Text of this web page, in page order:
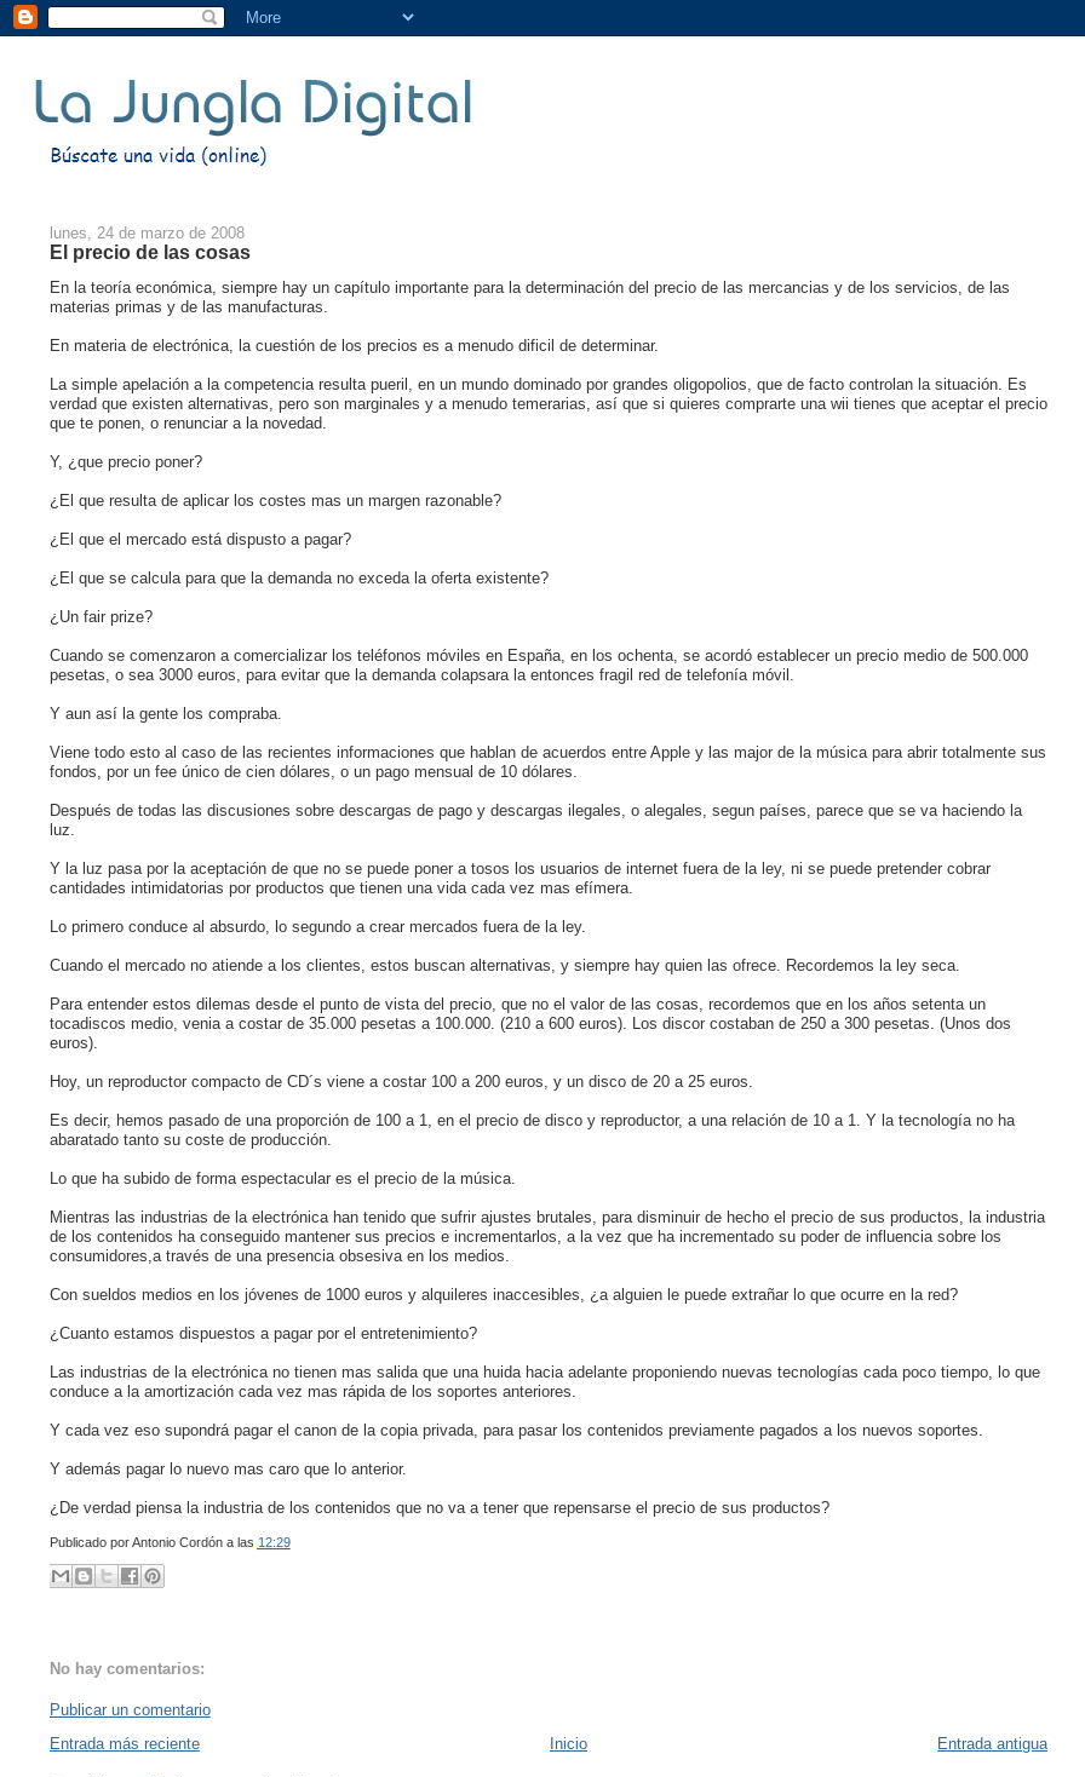
lunes, 24 de marzo de 2008
El precio de las cosas
En la teoría económica, siempre hay un capítulo importante para la determinación del precio de las mercancias y de los servicios, de las
materias primas y de las manufacturas.
En materia de electrónica, la cuestión de los precios es a menudo dificil de determinar.
La simple apelación a la competencia resulta pueril, en un mundo dominado por grandes oligopolios, que de facto controlan la situación. Es
verdad que existen alternativas, pero son marginales y a menudo temerarias, así que si quieres comprarte una wii tienes que aceptar el precio
que te ponen, o renunciar a la novedad.
Y, ¿que precio poner?
¿El que resulta de aplicar los costes mas un margen razonable?
¿El que el mercado está dispusto a pagar?
¿El que se calcula para que la demanda no exceda la oferta existente?
¿Un fair prize?
Cuando se comenzaron a comercializar los teléfonos móviles en España, en los ochenta, se acordó establecer un precio medio de 500.000
pesetas, o sea 3000 euros, para evitar que la demanda colapsara la entonces fragil red de telefonía móvil.
Y aun así la gente los compraba.
Viene todo esto al caso de las recientes informaciones que hablan de acuerdos entre Apple y las major de la música para abrir totalmente sus
fondos, por un fee único de cien dólares, o un pago mensual de 10 dólares.
Después de todas las discusiones sobre descargas de pago y descargas ilegales, o alegales, segun países, parece que se va haciendo la
luz.
Y la luz pasa por la aceptación de que no se puede poner a tosos los usuarios de internet fuera de la ley, ni se puede pretender cobrar
cantidades intimidatorias por productos que tienen una vida cada vez mas efímera.
Lo primero conduce al absurdo, lo segundo a crear mercados fuera de la ley.
Cuando el mercado no atiende a los clientes, estos buscan alternativas, y siempre hay quien las ofrece. Recordemos la ley seca.
Para entender estos dilemas desde el punto de vista del precio, que no el valor de las cosas, recordemos que en los años setenta un
tocadiscos medio, venia a costar de 35.000 pesetas a 100.000. (210 a 600 euros). Los discor costaban de 250 a 300 pesetas. (Unos dos
euros).
Hoy, un reproductor compacto de CD´s viene a costar 100 a 200 euros, y un disco de 20 a 25 euros.
Es decir, hemos pasado de una proporción de 100 a 1, en el precio de disco y reproductor, a una relación de 10 a 1. Y la tecnología no ha
abaratado tanto su coste de producción.
Lo que ha subido de forma espectacular es el precio de la música.
Mientras las industrias de la electrónica han tenido que sufrir ajustes brutales, para disminuir de hecho el precio de sus productos, la industria
de los contenidos ha conseguido mantener sus precios e incrementarlos, a la vez que ha incrementado su poder de influencia sobre los
consumidores,a través de una presencia obsesiva en los medios.
Con sueldos medios en los jóvenes de 1000 euros y alquileres inaccesibles, ¿a alguien le puede extrañar lo que ocurre en la red?
¿Cuanto estamos dispuestos a pagar por el entretenimiento?
Las industrias de la electrónica no tienen mas salida que una huida hacia adelante proponiendo nuevas tecnologías cada poco tiempo, lo que
conduce a la amortización cada vez mas rápida de los soportes anteriores.
Y cada vez eso supondrá pagar el canon de la copia privada, para pasar los contenidos previamente pagados a los nuevos soportes.
Y además pagar lo nuevo mas caro que lo anterior.
¿De verdad piensa la industria de los contenidos que no va a tener que repensarse el precio de sus productos?
Publicado porAntonio Cordón a las 12:29
No hay comentarios:
Publicar un comentario
Entrada más reciente
Entrada antigua
Inicio